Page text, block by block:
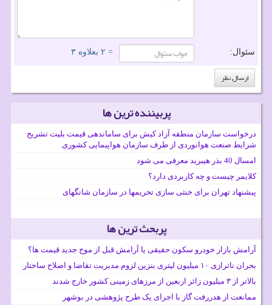
سئوال: = ۲ بعلاوه ۳
پربیننده ترین ها
درخواست سازمان منطقه آزاد کیش برای ساماندهی قیمت بلیت تشریح
شرایط صنعت هوانوردی از طرف سازمان هواپیمایی کشوری
امسال 40 بذر هیبرید معرفی می شود
کلایمر چیست و چه کاربردی دارد؟
پیشنهاد تهران برای خنثی سازی تحریمها در سازمان شانگهای
پربحث ترین ها
آرامش بازار خودرو سکون حقیقی یا آرامش قبل از موج جدید قیمت ها؟
بحران ناترازی ۱۰ میلیون لیتری بنزین لزوم مدیریت تقاضا و اصلاح ساختار
بالاتر از ۳ میلیون زائر اربعین از مرزهای زمینی کشور خارج شدند
ممانعت از هدررفت گاز با اجرای یک طرح پژوهشی در بوشهر